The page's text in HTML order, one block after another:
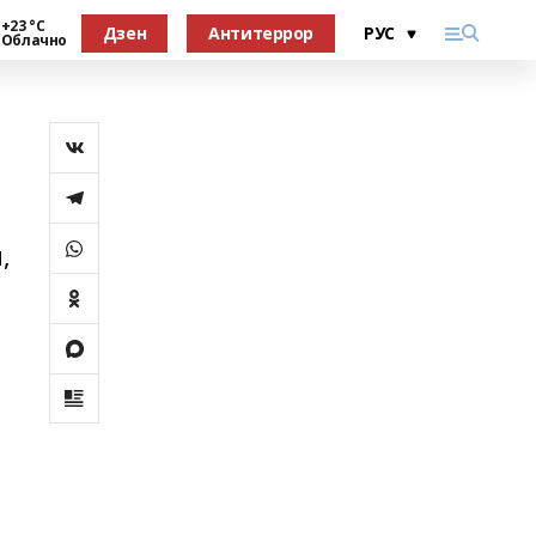
+23 °С
Облачно Дзен Антитеррор